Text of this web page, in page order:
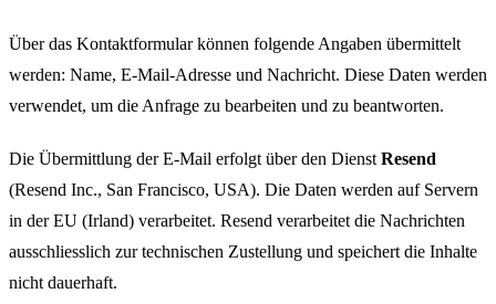
Über das Kontaktformular können folgende Angaben übermittelt
werden: Name, E-Mail-Adresse und Nachricht. Diese Daten werden
verwendet, um die Anfrage zu bearbeiten und zu beantworten.
Die Übermittlung der E-Mail erfolgt über den DienstResend
(Resend Inc., San Francisco, USA). Die Daten werden auf Servern
in der EU (Irland) verarbeitet. Resend verarbeitet die Nachrichten
ausschliesslich zur technischen Zustellung und speichert die Inhalte
nicht dauerhaft.